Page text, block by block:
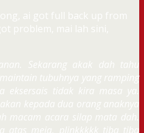
ai got full back up from
problem, mai lah sini,
Sekarang akak dah tahu
tubuhnya yang ramping
eksersais tidak kira masa ya.
kepada dua orang anaknya
macam acara silap mata dah.
atas meja, plinkkkkk tiba tiba